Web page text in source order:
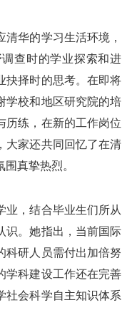
华的学习生活环境，
查时的学业探索和进
抉择时的思考。在即将
学校和地区研究院的培
历练，在新的工作岗位
大家还共同回忆了在清
真挚热烈。
业，结合毕业生们所从
识。她指出，当前国际
科研人员需付出加倍努
学科建设工作还在完善
社会科学自主知识体系